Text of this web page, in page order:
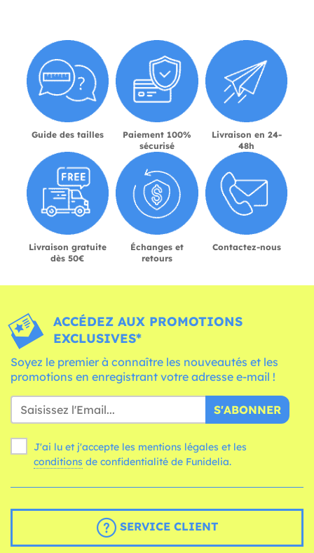
Guide des tailles
Paiement 100%
sécurisé
Livraison en 24-
48h
Livraison gratuite
dès 50€
Échanges et
retours
Contactez-nous
ACCÉDEZ AUX PROMOTIONS
EXCLUSIVES*
Soyez le premier à connaître les nouveautés et les
promotions en enregistrant votre adresse e-mail !
S'ABONNER
J'ai lu et j'accepte les mentions légales et les
conditions de confidentialité de Funidelia.
SERVICE CLIENT